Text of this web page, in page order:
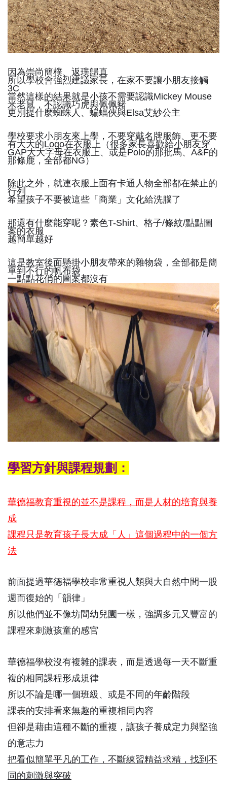
因為崇尚簡樸、返璞歸真
所以學校會強烈建議家長，在家不要讓小朋友接觸
3C
當然這樣的結果就是小孩不需要認識Mickey Mouse
米老鼠，不認識巧虎與佩佩豬
更別提什麼蜘蛛人、蝙蝠俠與Elsa艾紗公主
學校要求小朋友來上學，不要穿戴名牌服飾、更不要
有大大的Logo在衣服上（很多家長喜歡給小朋友穿
GAP大大字母在衣服上、或是Polo的那批馬、A&F的
那條鹿，全部都NG）
除此之外，就連衣服上面有卡通人物全部都在禁止的
行列
希望孩子不要被這些「商業」文化給洗腦了
那還有什麼能穿呢？素色T-Shirt、格子/條紋/點點圖
案的衣服
越簡單越好
這是教室後面懸掛小朋友帶來的雜物袋，全部都是簡
單到不行的帆布袋
一點點花俏的圖案都沒有
學習方針與課程規劃：
華德福教育重視的並不是課程，而是人材的培育與養
成
課程只是教育孩子長大成「人」這個過程中的一個方
法
前面提過華德福學校非常重視人類與大自然中間一股
週而復始的「韻律」
所以他們並不像坊間幼兒園一樣，強調多元又豐富的
課程來刺激孩童的感官
華德福學校沒有複雜的課表，而是透過每一天不斷重
複的相同課程形成規律
所以不論是哪一個班級、或是不同的年齡階段
課表的安排看來無趣的重複相同內容
但卻是藉由這種不斷的重複，讓孩子養成定力與堅強
的意志力
把看似簡單平凡的工作，不斷練習精益求精，找到不
同的刺激與突破